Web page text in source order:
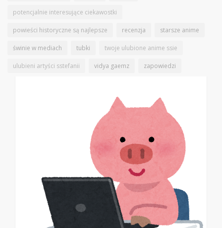
potencjalnie interesujące ciekawostki
powieści historyczne są najlepsze recenzja starsze anime
świnie w mediach tubki twoje ulubione anime ssie
ulubieni artyści sstefanii vidya gaemz zapowiedzi